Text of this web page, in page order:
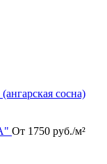
сосна)
От 1750 руб./м²